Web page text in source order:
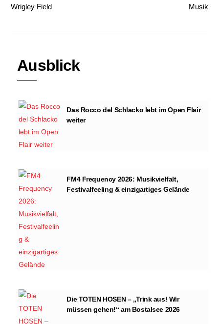
Wrigley Field
Musik
Ausblick
Das Rocco del Schlacko lebt im Open Flair
weiter
FM4 Frequency 2026: Musikvielfalt,
Festivalfeeling & einzigartiges Gelände
Die TOTEN HOSEN – „Trink aus! Wir
müssen gehen!“ am Bostalsee 2026